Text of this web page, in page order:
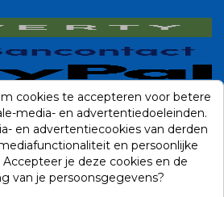
cookies te accepteren voor betere
media- en advertentiedoeleinden.
en advertentiecookies van derden
en persoonlijke
je deze cookies en de
van je persoonsgegevens?